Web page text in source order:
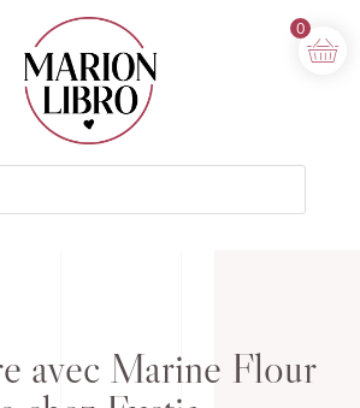
avec Marine Flour
0